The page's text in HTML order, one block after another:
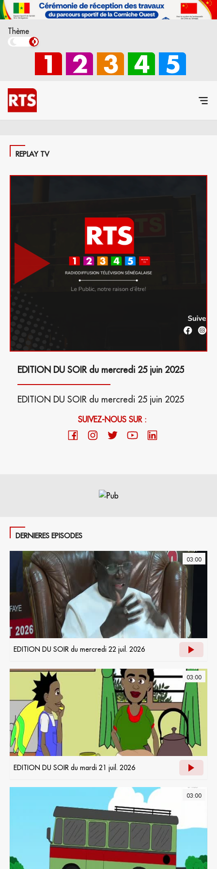
Thème
REPLAY TV
EDITION DU SOIR du mercredi 25 juin 2025
EDITION DU SOIR du mercredi 25 juin 2025
SUIVEZ-NOUS SUR :
DERNIERES EPISODES
03:00
EDITION DU SOIR du mercredi 22 juil. 2026
03:00
EDITION DU SOIR du mardi 21 juil. 2026
03:00